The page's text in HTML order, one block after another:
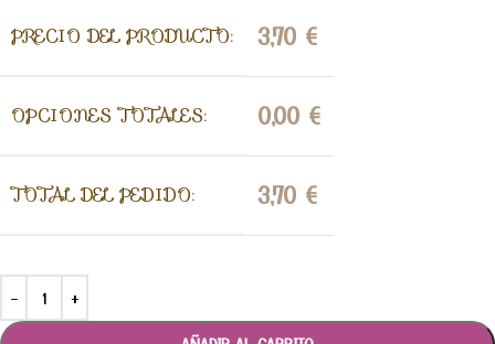
PRECIO DEL PRODUCTO: 3,70 €
OPCIONES TOTALES: 0,00 €
TOTAL DEL PEDIDO: 3,70 €